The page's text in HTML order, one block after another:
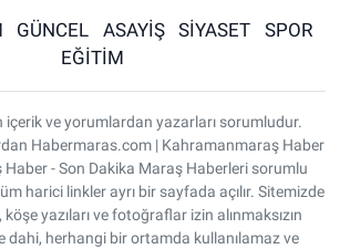
GÜNCEL ASAYİŞ SİYASET
SPOR
EĞİTİM
içerik ve yorumlardan yazarları sorumludur.
Habermaras.com | Kahramanmaraş Haber
- Son Dakika Maraş Haberleri sorumlu
harici linkler ayrı bir sayfada açılır. Sitemizde
yazıları ve fotoğraflar izin alınmaksızın
dahi, herhangi bir ortamda kullanılamaz ve